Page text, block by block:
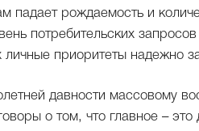
падает рождаемость и
потребительских
приоритеты надежно
давности массовому
о том, что главное – это